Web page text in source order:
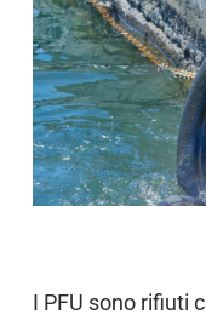
I PFU sono rifiuti